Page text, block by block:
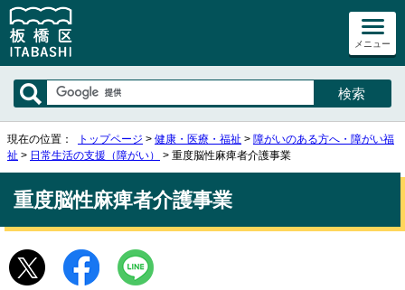
メニュー
現在の位置： トップページ > 健康・医療・福祉 > 障がいのある方へ・障がい福
祉 > 日常生活の支援（障がい） > 重度脳性麻痺者介護事業
重度脳性麻痺者介護事業